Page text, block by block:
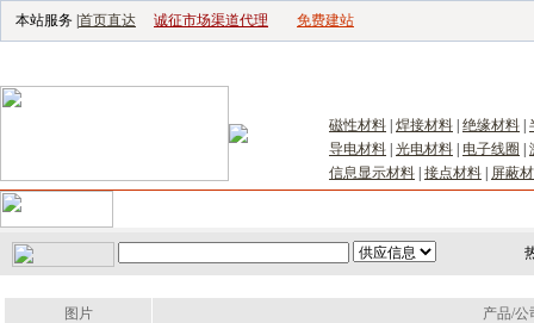
本站服务 | 首页直达 诚征市场渠道代理 免费建站
磁性材料 焊接材料 绝缘材料
导电材料 光电材料 电子线圈
信息显示材料 接点材料 屏蔽
图片
产品/公